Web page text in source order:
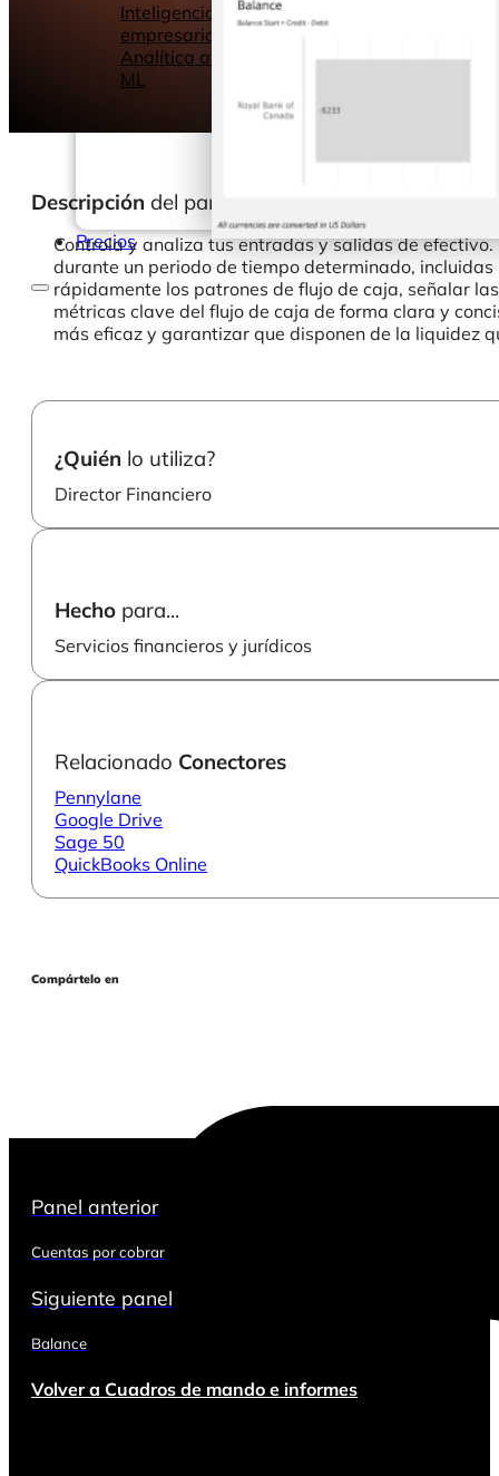
Inteligencia
empresarial
Analítica avanzada y
ML
Precios
Descripción del panel de control
Controla y analiza tus entradas y salidas de
durante un periodo de tiempo determinado,
rápidamente los patrones de flujo de caja, señalar
métricas clave del flujo de caja de forma clara y
más eficaz y garantizar que disponen de la liquidez
¿Quién lo utiliza?
Director Financiero
Hecho para...
Servicios financieros y jurídicos
Relacionado Conectores
Pennylane
Google Drive
Sage 50
QuickBooks Online
Compártelo en
Panel anterior
Cuentas por cobrar
Siguiente panel
Balance
Volver a Cuadros de mando e informes